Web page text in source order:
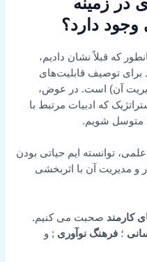
وجود دارد؟
که قبلاً نشان دادیم،
برای توصیف قابلیت‌های
آن) است. در عوض،
که ادبیات مرتبط با
متوسل شویم.
توانسته ایم حیاتی بودن
و مدیریت آن با اثربخشی
کارمند صحبت می کنیم.
؛فرهنگ نوآوری ; و